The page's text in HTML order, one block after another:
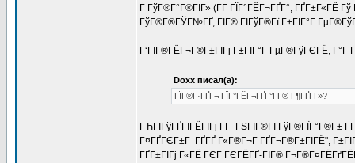
Г ГўГ®Г°Г®ГІГ» (Г­Г ГЇГ°ГЁГ¬ГҐГ°, ГҐГ±Г«ГЁ
ГўГ®Г®ГЎГ№ГҐ, ГІГ® ГІГўГ®Гї Г±ГІГ°Г
Г‘ГІГ®ГЁГ¬Г®Г±ГІГј Г±ГІГ°Г ГµГ®ГўГЄГЁ, Г°Г
Doxx писал(а):
ГЇГ®Г·ГҐГ¬ ГЇГ°ГЁГ¬ГҐГ°Г­Г® Г¶ГҐГ­Г»?
ГЋГІГўГҐГІГЁГІГј Г­Г ГЅГІГ®ГІ ГўГ®ГЇГ°Г®Г±
Г¤ГҐГЄГ±Г ГҐГҐ Г«Г®Г¬Г ГҐГ¬Г®Г±ГІГЁ",
ГҐГ±ГІГј Г«ГЁ ГЄГ ГЄГЁГҐ-ГІГ®